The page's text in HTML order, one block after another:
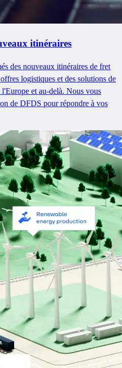
itinéraires
des nouveaux itinéraires de fret
logistiques et des solutions de
et au-delà. Nous vous
de DFDS pour répondre à vos